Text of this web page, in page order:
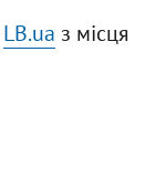
LB.ua з місця